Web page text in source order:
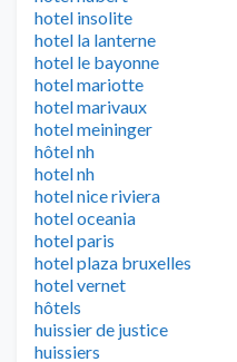
hotel insolite
hotel la lanterne
hotel le bayonne
hotel mariotte
hotel marivaux
hotel meininger
hôtel nh
hotel nh
hotel nice riviera
hotel oceania
hotel paris
hotel plaza bruxelles
hotel vernet
hôtels
huissier de justice
huissiers